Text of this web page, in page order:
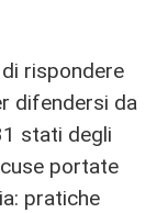
rispondere
difendersi da
stati degli
portate
pratiche